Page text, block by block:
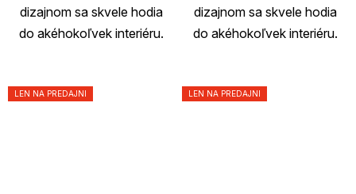
dizajnom sa skvele hodia
do akéhokoľvek interiéru.
dizajnom sa skvele hodia
do akéhokoľvek interiéru.
LEN NA PREDAJNI LEN NA PREDAJNI